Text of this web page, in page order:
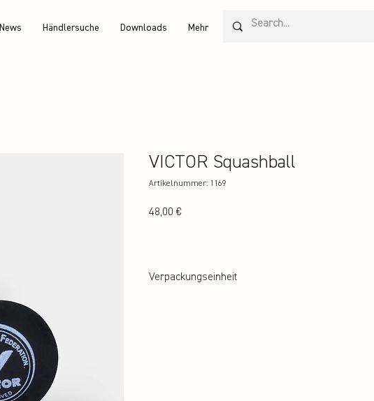
News Händlersuche Downloads Mehr
VICTOR Squashball
Artikelnummer: 1169
48,00 €
Verpackungseinheit